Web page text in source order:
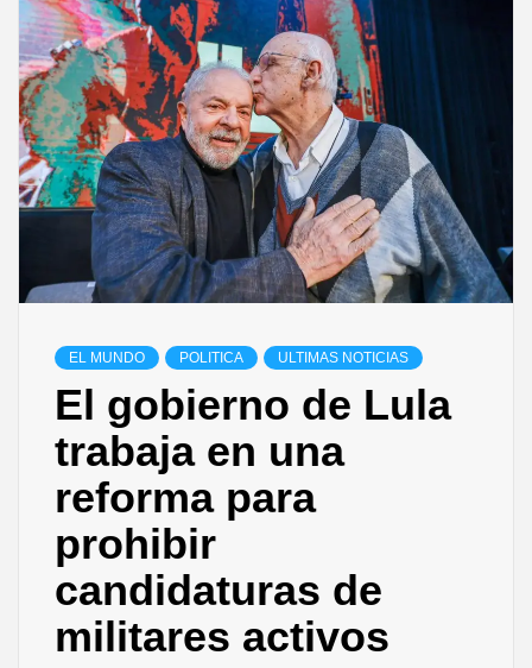
EL MUNDO POLITICA ULTIMAS NOTICIAS
El gobierno de Lula
trabaja en una
reforma para
prohibir
candidaturas de
militares activos